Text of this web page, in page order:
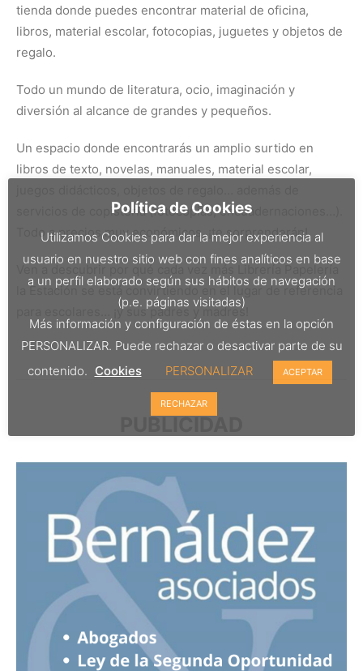
tienda donde puedes encontrar material de oficina,
libros, material escolar, fotocopias, juguetes y objetos de
regalo.
Todo un mundo de literatura, ocio, imaginación y
diversión al alcance de grandes y pequeños.
Un espacio donde encontrarás un amplio surtido en
libros de texto, novelas, manuales, material escolar,
servicios de copistería (fotocopias, encuadernaciones…).
Todo a precios muy económicos, ¡te sorprenderán!
Ven a descubrir por qué cada vez más Librería Papelería
la Estación se está convirtiendo en el lugar de referencia
para escolares… ¡y sus padres y madres!
Política de Cookies
Utilizamos Cookies para dar la mejor experiencia al
usuario en nuestro sitio web con fines analíticos en base
a un perfil elaborado según sus hábitos de navegación
(p.e. páginas visitadas)
Más información y configuración de éstas en la opción
PERSONALIZAR. Puede rechazar o desactivar parte de su
contenido. Cookies PERSONALIZAR ACEPTAR
RECHAZAR